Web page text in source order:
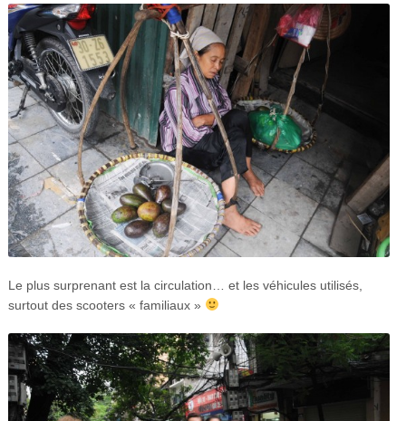
Le plus surprenant est la circulation… et les véhicules utilisés,
surtout des scooters « familiaux »